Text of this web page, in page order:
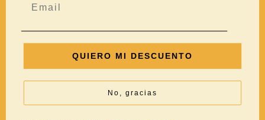
QUIERO MI DESCUENTO
No, gracias